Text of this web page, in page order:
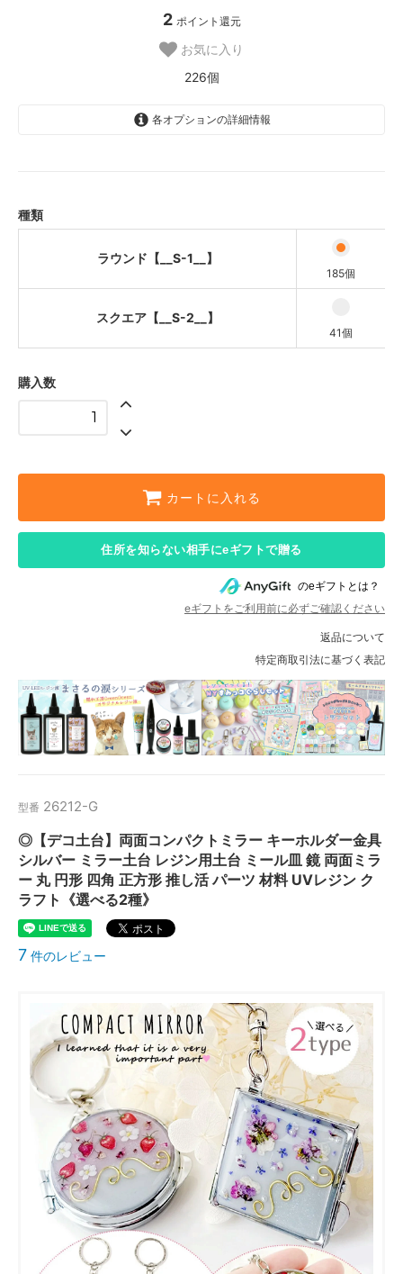
2 ポイント還元
お気に入り
226個
各オプションの詳細情報
種類
ラウンド【__S-1__】
185個
スクエア【__S-2__】
41個
購入数
カートに入れる
住所を知らない相手にeギフトで贈る
のeギフトとは？
eギフトをご利用前に必ずご確認ください
返品について
特定商取引法に基づく表記
型番 26212-G
◎【デコ土台】両面コンパクトミラー キーホルダー金具
シルバー ミラー土台 レジン用土台 ミール皿 鏡 両面ミラ
ー 丸 円形 四角 正方形 推し活 パーツ 材料 UVレジン ク
ラフト《選べる2種》
7 件のレビュー